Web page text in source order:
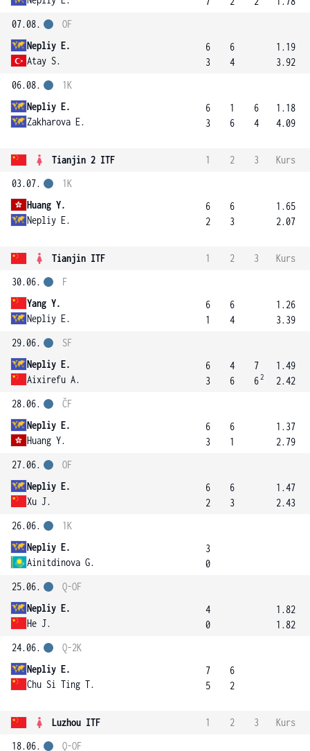
07.08.
Nepliy E.
Atay S.
OF
6
3
6
4
1.19
3.92
06.08.
Nepliy E.
Zakharova E.
1K
6
3
1
6
6
4
1.18
4.09
Tianjin 2 ITF 1 2 3
Kurs
03.07.
Huang Y.
Nepliy E.
1K
6
2
6
3
1.65
2.07
Tianjin ITF 1 2 3
Kurs
30.06.
Yang Y.
Nepliy E.
F
6
1
6
4
1.26
3.39
29.06.
Nepliy E.
Aixirefu A.
SF
6
3
4
6
7
62
1.49
2.42
28.06.
Nepliy E.
Huang Y.
ČF
6
3
6
1
1.37
2.79
27.06.
Nepliy E.
Xu J.
OF
6
2
6
3
1.47
2.43
26.06.
Nepliy E.
Ainitdinova G.
1K
3
0
25.06.
Nepliy E.
He J.
Q-OF
4
0
1.82
1.82
24.06.
Nepliy E.
Chu Si Ting T.
Q-2K
7
5
6
2
Luzhou ITF 1 2 3
Kurs
18.06.
Q-OF